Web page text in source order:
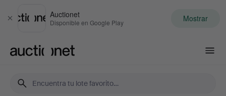
Cerrar
Auctionet
Disponible en Google Play Mostrar